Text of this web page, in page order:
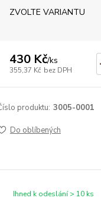
ZVOLTE VARIANTU
430 Kč/ks
355,37 Kč bez DPH
produktu: 3005-0001
Do oblíbených
Ihned k odeslání > 10 ks